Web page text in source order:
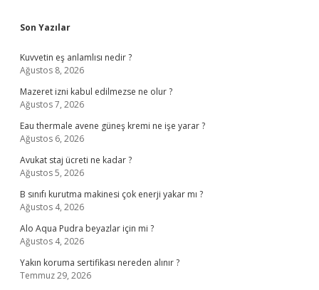
Sidebar
Son Yazılar
Kuvvetin eş anlamlısı nedir ?
Ağustos 8, 2026
Mazeret izni kabul edilmezse ne olur ?
Ağustos 7, 2026
Eau thermale avene güneş kremi ne işe yarar ?
Ağustos 6, 2026
Avukat staj ücreti ne kadar ?
Ağustos 5, 2026
B sınıfı kurutma makinesi çok enerji yakar mı ?
Ağustos 4, 2026
Alo Aqua Pudra beyazlar için mi ?
Ağustos 4, 2026
Yakın koruma sertifikası nereden alınır ?
Temmuz 29, 2026